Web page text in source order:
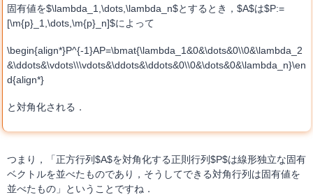
固有値を$\lambda_1,\dots,\lambda_n$とするとき，$A$は$P:=
[\m{p}_1,\dots,\m{p}_n]$によって
\begin{align*}P^{-1}AP=\bmat{\lambda_1&0&\dots&0\\0&\lambda_2
&\ddots&\vdots\\\vdots&\ddots&\ddots&0\\0&\dots&0&\lambda_n}\en
d{align*}
と対角化される．
つまり，「正方行列$A$を対角化する正則行列$P$は線形独立な固有
ベクトルを並べたものであり，そうしてできる対角行列は固有値を
並べたもの」ということですね．